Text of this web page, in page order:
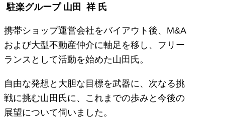
駐楽グループ 山田 祥 氏
携帯ショップ運営会社をバイアウト後、M&A
および大型不動産仲介に軸足を移し、フリー
ランスとして活動を始めた山田氏。
自由な発想と大胆な目標を武器に、次なる挑
戦に挑む山田氏に、これまでの歩みと今後の
展望について伺いました。